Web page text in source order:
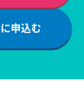
申込む